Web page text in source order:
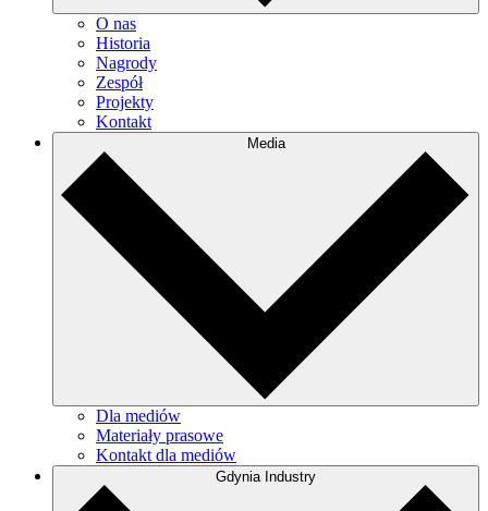
O nas
Historia
Nagrody
Zespół
Projekty
Kontakt
Media
Dla mediów
Materiały prasowe
Kontakt dla mediów
Gdynia Industry